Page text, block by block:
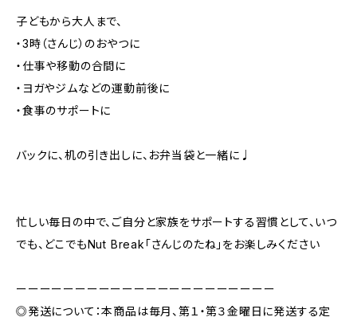
子どもから大人まで、
・3時（さんじ）のおやつに
・仕事や移動の合間に
・ヨガやジムなどの運動前後に
・食事のサポートに
バックに、机の引き出しに、お弁当袋と一緒に♩
忙しい毎日の中で、ご自分と家族をサポートする習慣として、いつ
でも、どこでもNut Break「さんじのたね」をお楽しみください
ーーーーーーーーーーーーーーーーーーーーーー
◎発送について：本商品は毎月、第１・第３金曜日に発送する定